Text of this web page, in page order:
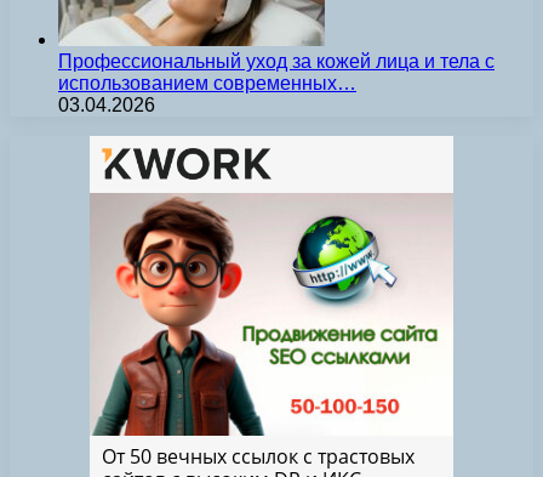
Профессиональный уход за кожей лица и тела с
использованием современных…
03.04.2026